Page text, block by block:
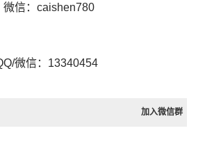
信：caishen780
微信：13340454
加入微信群